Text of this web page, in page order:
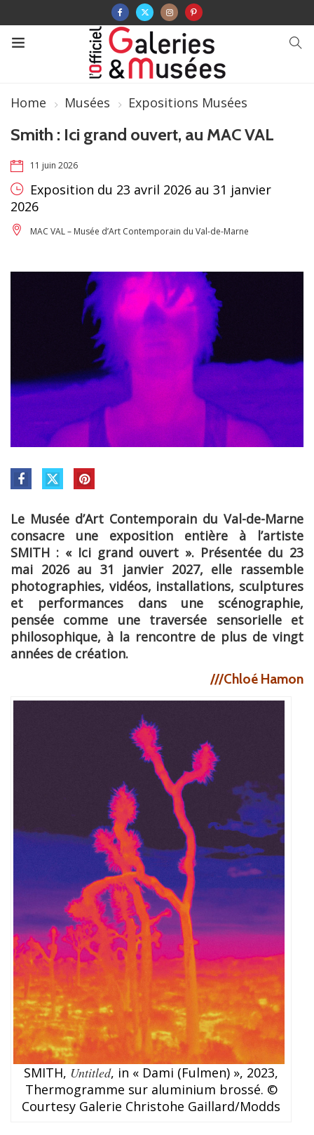
Home Musées Expositions Musées
Smith : Ici grand ouvert, au MAC VAL
11 juin 2026
Exposition du 23 avril 2026 au 31 janvier
2026
MAC VAL – Musée d’Art Contemporain du Val-de-Marne
Le Musée d’Art Contemporain du Val-de-Marne
consacre une exposition entière à l’artiste
SMITH : « Ici grand ouvert ». Présentée du 23
mai 2026 au 31 janvier 2027, elle rassemble
photographies, vidéos, installations, sculptures
et performances dans une scénographie,
pensée comme une traversée sensorielle et
philosophique, à la rencontre de plus de vingt
années de création.
///Chloé Hamon
SMITH, Untitled, in « Dami (Fulmen) », 2023,
Thermogramme sur aluminium brossé. ©
Courtesy Galerie Christohe Gaillard/Modds